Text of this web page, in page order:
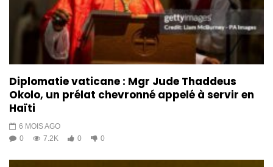
Diplomatie vaticane : Mgr Jude Thaddeus
Okolo, un prélat chevronné appelé à servir en
Haïti
6 MOIS AGO
0
7.2K 0 0